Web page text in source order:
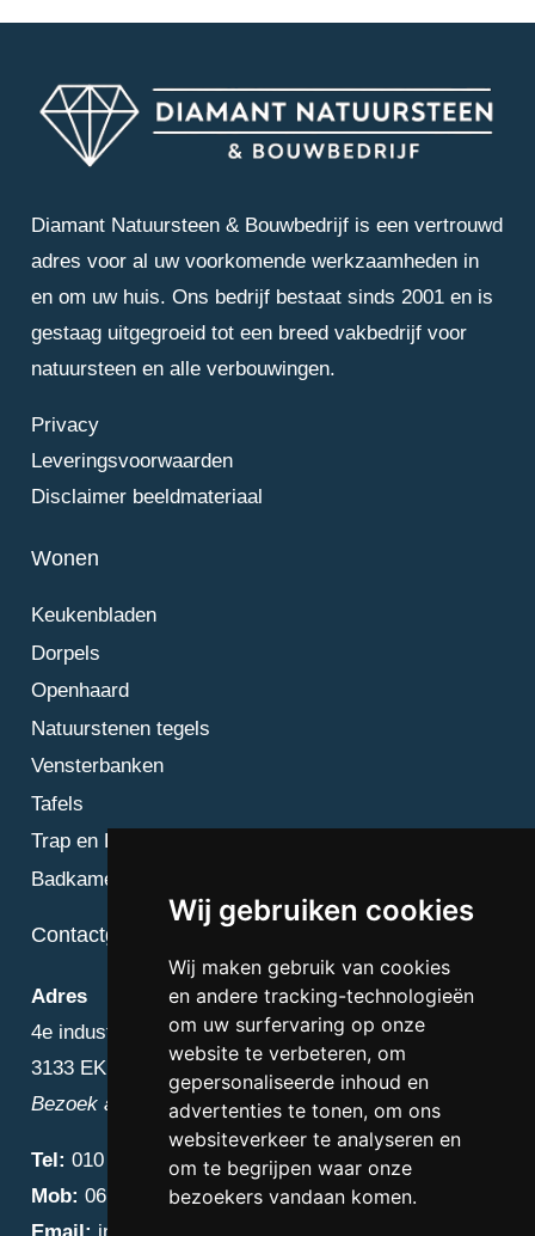
Wij gebruiken cookies
Wij maken gebruik van cookies
en andere tracking-technologieën
om uw surfervaring op onze
website te verbeteren, om
gepersonaliseerde inhoud en
advertenties te tonen, om ons
websiteverkeer te analyseren en
om te begrijpen waar onze
bezoekers vandaan komen.
Diamant Natuursteen & Bouwbedrijf is een vertrouwd
adres voor al uw voorkomende werkzaamheden in
en om uw huis. Ons bedrijf bestaat sinds 2001 en is
gestaag uitgegroeid tot een breed vakbedrijf voor
natuursteen en alle verbouwingen.
Privacy
Leveringsvoorwaarden
Disclaimer beeldmateriaal
Wonen
Keukenbladen
Dorpels
Openhaard
Natuurstenen tegels
Vensterbanken
Tafels
Trap en Bordes
Badkamer
Contactgegevens
Adres
4e industriestraat 25
3133 EK Vlaardingen
Bezoek alleen op afspraak
Tel: 010 – 223 3759
Mob: 06 – 4838 1000
Email: info@diamantnatuursteen.nl